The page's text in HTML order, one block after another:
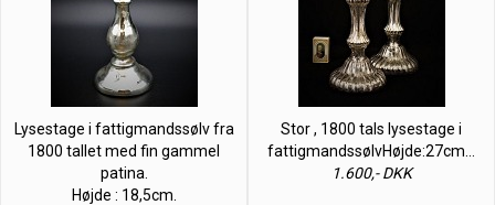
Lysestage i fattigmandssølv fra
1800 tallet med fin gammel
patina.
Højde : 18,5cm.
Stor , 1800 tals lysestage i
fattigmandssølvHøjde:27cm…
1.600,- DKK